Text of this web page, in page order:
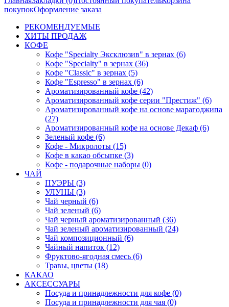
покупокОформление заказа
РЕКОМЕНДУЕМЫЕ
ХИТЫ ПРОДАЖ
КОФЕ
Кофе "Specialty Эксклюзив" в зернах (6)
Кофе "Specialty" в зернах (36)
Кофе "Classic" в зернах (5)
Кофе "Espresso" в зернах (6)
Ароматизированный кофе (42)
Ароматизированный кофе серии "Престиж" (6)
Ароматизированный кофе на основе марагоджипа
(27)
Ароматизированный кофе на основе Декаф (6)
Зеленый кофе (6)
Кофе - Микролоты (15)
Кофе в какао обсыпке (3)
Кофе - подарочные наборы (0)
ЧАЙ
ПУЭРЫ (3)
УЛУНЫ (3)
Чай черный (6)
Чай зеленый (6)
Чай черный ароматизированный (36)
Чай зеленый ароматизированный (24)
Чай композиционный (6)
Чайный напиток (12)
Фруктово-ягодная смесь (6)
Травы, цветы (18)
КАКАО
АКСЕССУАРЫ
Посуда и принадлежности для кофе (0)
Посуда и принадлежности для чая (0)